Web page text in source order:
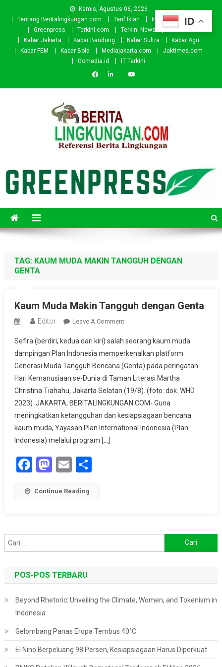
Kamis, Agustus 06, 2026
Tentang Beritalingkungan.com
Tarif Iklan Investor
Donasi
Greenpress
Terkini.com Terkini News
Kabar.id
Kabar Jakarta
Kabar Bandung Kabar Sultra
Kabar Agri
Kabar FEM
Kabar Bola Mediajakarta.com
Jaktimes.com
Gomedia.id
IT Terkini
TAG: KAUM MUDA MAKIN TANGGUH DENGAN
GENTA
Kaum Muda Makin Tangguh dengan Genta
Editor Leave A CommentOn
Muda
Makin
Tangguh
Dengan
Genta
Sefira (berdiri, kedua dari kiri) salah seorang kaum muda
dampingan Plan Indonesia memperkenalkan platform
Generasi Muda Tangguh Bencana (Genta) pada peringatan
Hari Kemanusiaan se-Dunia di Taman Literasi Martha
Christina Tiahahu, Jakarta Selatan (19/8). (foto: dok. WHD
2023) JAKARTA, BERITALINGKUNGAN.COM- Guna
meningkatkan ketangguhan dan kesiapsiagaan bencana
kaum muda, Yayasan Plan International Indonesia (Plan
Indonesia) melalui program […]
Facebook
Mastodon
EmailShare
Continue Reading
untuk:
POS-POS TERBARU
Beyond Rhetoric: Unveiling the Climate, Women, and Tokenism in
Indonesia
Gelombang Panas Eropa Tembus 40°C
El Nino Berpeluang 98 Persen, Kesiapsiagaan Harus Diperkuat
ID